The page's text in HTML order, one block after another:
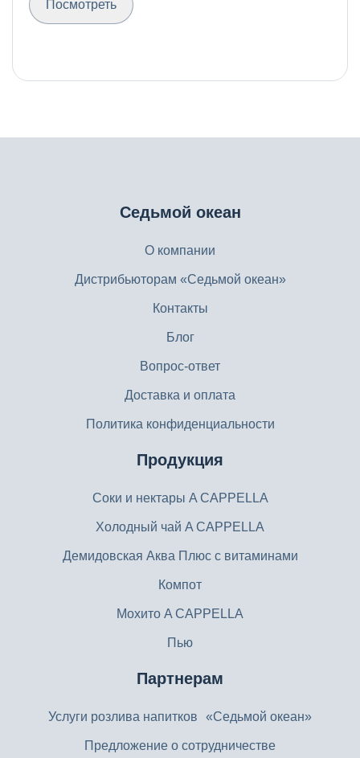
Посмотреть
Седьмой океан
О компании
Дистрибьюторам «Седьмой океан»
Контакты
Блог
Вопрос-ответ
Доставка и оплата
Политика конфиденциальности
Продукция
Соки и нектары A CAPPELLA
Холодный чай A CAPPELLA
Демидовская Аква Плюс с витаминами
Компот
Мохито A CAPPELLA
Пью
Партнерам
Услуги розлива напитков «Седьмой океан»
Предложение о сотрудничестве